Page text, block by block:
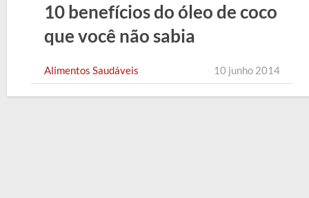
10 benefícios do óleo de coco
que você não sabia
Alimentos Saudáveis 10 junho 2014